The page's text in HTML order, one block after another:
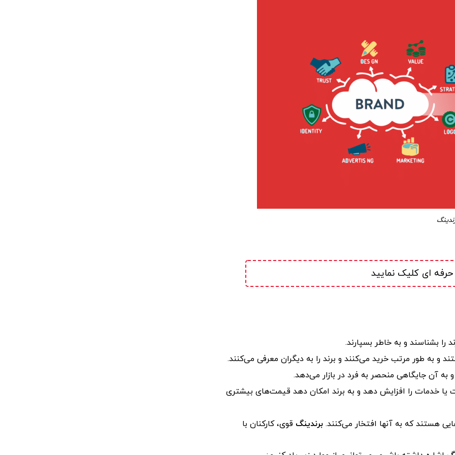
ای کلیک نمایید
بشناسند و به خاطر بسپارند.
و به طور مرتب خرید می‌کنند و برند را به دیگران معرفی می‌کنند.
و به آن جایگاهی منحصر به فرد در بازار می‌دهد.
خدمات را افزایش دهد و به برند امکان دهد قیمت‌های بیشتری
هستند که به آنها افتخار می‌کنند. برندینگ قوی، کارکنان با